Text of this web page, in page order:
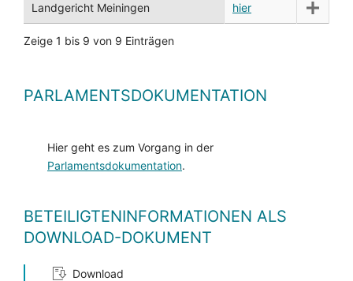
Landgericht Meiningen hier
Zeige 1 bis 9 von 9 Einträgen
PARLAMENTSDOKUMENTATION
Hier geht es zum Vorgang in der
Parlamentsdokumentation.
BETEILIGTENINFORMATIONEN ALS
DOWNLOAD-DOKUMENT
Download